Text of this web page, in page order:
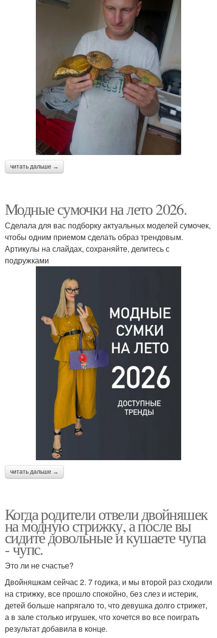
читать дальше →
Модные сумочки на лето 2026.
Сделала для вас подборку актуальных моделей сумочек,
чтобы одним приемом сделать образ трендовым.
Артикулы на слайдах, сохраняйте, делитесь с
подружками
читать дальше →
Когда родители отвели двойняшек
на модную стрижку, а после вы
сидите довольные и кушаете чупа
- чупс.
Это ли не счастье?
Двойняшкам сейчас 2. 7 годика, и мы второй раз сходили
на стрижку, все прошло спокойно, без слез и истерик,
детей больше напрягало то, что девушка долго стрижет,
а в зале столько игрушек, что хочется во все поиграть
результат добавила в конце.